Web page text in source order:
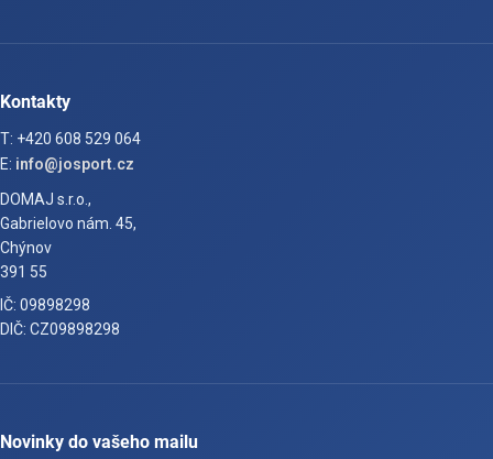
Kontakty
T: +420 608 529 064
E: info@josport.cz
DOMAJ s.r.o.,
Gabrielovo nám. 45,
Chýnov
391 55
IČ: 09898298
DIČ: CZ09898298
Novinky do vašeho mailu